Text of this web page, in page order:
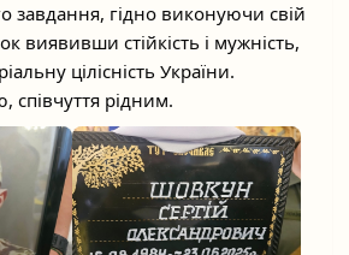
завдання, гідно виконуючи свій
виявивши стійкість і мужність,
цілісність України.
співчуття рідним.